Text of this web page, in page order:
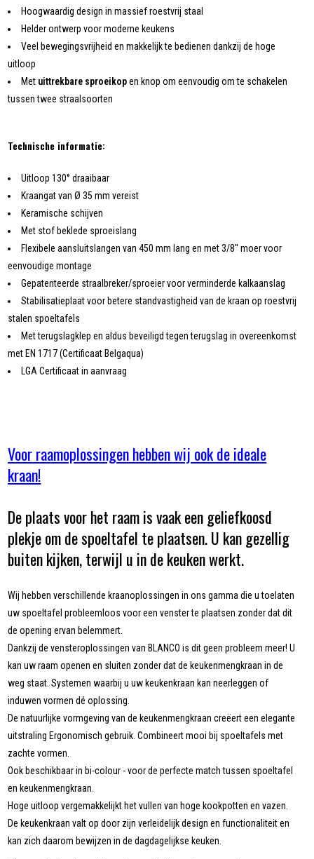
Hoogwaardig design in massief roestvrij staal
Helder ontwerp voor moderne keukens
Veel bewegingsvrijheid en makkelijk te bedienen dankzij de hoge
uitloop
Met uittrekbare sproeikopen knop om eenvoudig om te schakelen
tussen twee straalsoorten
Technische informatie:
Uitloop 130° draaibaar
Kraangat van Ø 35 mm vereist
Keramische schijven
Met stof beklede sproeislang
Flexibele aansluitslangen van 450 mm lang en met 3/8'' moer voor
eenvoudige montage
Gepatenteerde straalbreker/sproeier voor verminderde kalkaanslag
Stabilisatieplaat voor betere standvastigheid van de kraan op roestvrij
stalen spoeltafels
Met terugslagklep en aldus beveiligd tegen terugslag in overeenkomst
met EN 1717 (Certificaat Belgaqua)
LGA Certificaat in aanvraag
Voor raamoplossingen hebben wij ook de ideale
kraan!
De plaats voor het raam is vaak een geliefkoosd
plekje om de spoeltafel te plaatsen. U kan gezellig
buiten kijken, terwijl u in de keuken werkt.
Wij hebben verschillende kraanoplossingen in ons gamma die u toelaten
uw spoeltafel probleemloos voor een venster te plaatsen zonder dat dit
de opening ervan belemmert.
Dankzij de vensteroplossingen van BLANCO is dit geen probleem meer! U
kan uw raam openen en sluiten zonder dat de keukenmengkraan in de
weg staat. Systemen waarbij u uw keukenkraan kan neerleggen of
induwen vormen dé oplossing.
De natuurlijke vormgeving van de keukenmengkraan creëert een elegante
uitstraling Ergonomisch gebruik. Combineert mooi bij spoeltafels met
zachte vormen.
Ook beschikbaar in bi-colour - voor de perfecte match tussen spoeltafel
en keukenmengkraan.
Hoge uitloop vergemakkelijkt het vullen van hoge kookpotten en vazen.
De keukenkraan valt op door zijn verleidelijk design en functionaliteit en
kan zich daarom bewijzen in de dagdagelijkse keuken.